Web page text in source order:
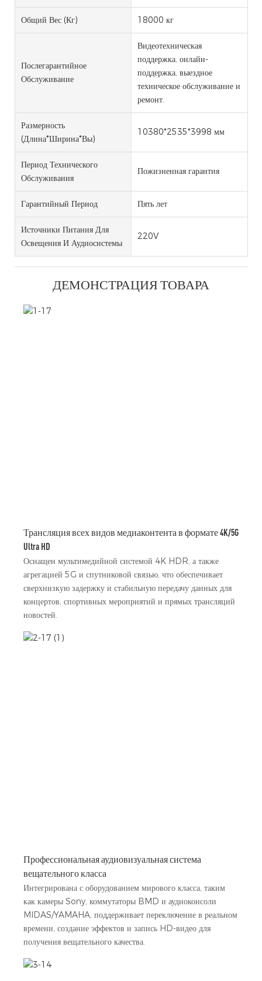
Общий Вес (кг) 18000 кг
Послегарантийное
Обслуживание
Видеотехническая
поддержка, онлайн-
поддержка, выездное
техническое обслуживание и
ремонт.
Размерность
(длина*ширина*вы)
10380*2535*3998 мм
Период Технического
Обслуживания
Пожизненная гарантия
Гарантийный Период Пять лет
Источники Питания Для
Освещения И Аудиосистемы
220V
ДЕМОНСТРАЦИЯ ТОВАРА
Трансляция всех видов медиаконтента в формате 4K/5G
Ultra HD
Оснащен мультимедийной системой 4K HDR, а также
агрегацией 5G и спутниковой связью, что обеспечивает
сверхнизкую задержку и стабильную передачу данных для
концертов, спортивных мероприятий и прямых трансляций
новостей.
Профессиональная аудиовизуальная система
вещательного класса
Интегрирована с оборудованием мирового класса, таким
как камеры Sony, коммутаторы BMD и аудиоконсоли
MIDAS/YAMAHA, поддерживает переключение в реальном
времени, создание эффектов и запись HD-видео для
получения вещательного качества.